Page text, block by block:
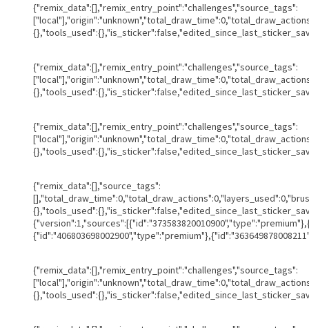
{"remix_data":[],"remix_entry_point":"challenges","source_tags":
{"remix_data":[],"remix_entry_point":"challenges","source_tags":
{"remix_data":[],"remix_entry_point":"challenges","source_tags":
{"remix_data":[],"source_tags":
{"remix_data":[],"remix_entry_point":"challenges","source_tags":